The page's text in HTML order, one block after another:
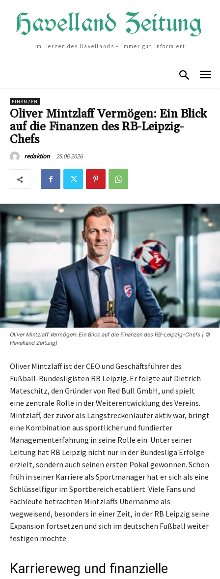
Im Herzen des Havellands – immer gut informiert
FINANZEN
Oliver Mintzlaff Vermögen: Ein Blick
auf die Finanzen des RB-Leipzig-
Chefs
redaktion 25.06.2026
Oliver Mintzlaff Vermögen: Ein Blick auf die Finanzen des RB-Leipzig-Chefs | ©
Havelland Zeitung)
Oliver Mintzlaff ist der CEO und Geschäftsführer des
Fußball-Bundesligisten RB Leipzig. Er folgte auf Dietrich
Mateschitz, den Gründer von Red Bull GmbH, und spielt
eine zentrale Rolle in der Weiterentwicklung des Vereins.
Mintzlaff, der zuvor als Langstreckenläufer aktiv war, bringt
eine Kombination aus sportlicher und fundierter
Managementerfahrung in seine Rolle ein. Unter seiner
Leitung hat RB Leipzig nicht nur in der Bundesliga Erfolge
erzielt, sondern auch seinen ersten Pokal gewonnen. Schon
früh in seiner Karriere als Sportmanager hat er sich als eine
Schlüsselfigur im Sportbereich etabliert. Viele Fans und
Fachleute betrachten Mintzlaffs Übernahme als
wegweisend, besonders in einer Zeit, in der RB Leipzig seine
Expansion fortsetzen und sich im deutschen Fußball weiter
festigen möchte.
Karriereweg und finanzielle